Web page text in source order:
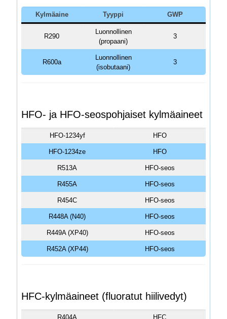
Kylmäaine Tyyppi GWP
R290
Luonnollinen
(propaani)
3
R600a
Luonnollinen
(isobutaani)
3
HFO- ja HFO-seospohjaiset kylmäaineet
HFO-1234yf HFO
HFO-1234ze HFO
R513A HFO-seos
R455A HFO-seos
R454C HFO-seos
R448A (N40) HFO-seos
R449A (XP40) HFO-seos
R452A (XP44) HFO-seos
HFC-kylmäaineet (fluoratut hiilivedyt)
R404A HFC